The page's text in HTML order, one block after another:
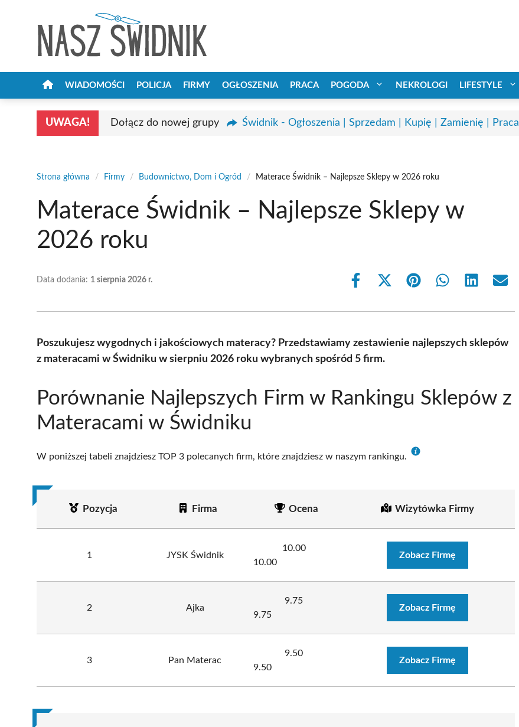
WIADOMOŚCI POLICJA FIRMY OGŁOSZENIA PRACA POGODA NEKROLOGI LIFESTYLE
UWAGA! Dołącz do nowej grupy Świdnik - Ogłoszenia | Sprzedam | Kupię | Zamienię | Praca
Strona główna / Firmy / Budownictwo, Dom i Ogród / Materace Świdnik – Najlepsze Sklepy w 2026 roku
Materace Świdnik – Najlepsze Sklepy w
2026 roku
Data dodania: 1 sierpnia 2026 r.
Share
Share
(Twitter)
Share Share Share Share
Poszukujesz wygodnych i jakościowych materacy? Przedstawiamy zestawienie najlepszych sklepów
z materacami w Świdniku w sierpniu 2026 roku wybranych spośród 5 firm.
Porównanie Najlepszych Firm w Rankingu Sklepów z
Materacami w Świdniku
W poniższej tabeli znajdziesz TOP 3 polecanych firm, które znajdziesz w naszym rankingu.
Pozycja Firma Ocena Wizytówka Firmy
1 JYSK Świdnik
10.00
10.00
Zobacz Firmę
2 Ajka
9.75
9.75
Zobacz Firmę
3 Pan Materac
9.50
9.50
Zobacz Firmę